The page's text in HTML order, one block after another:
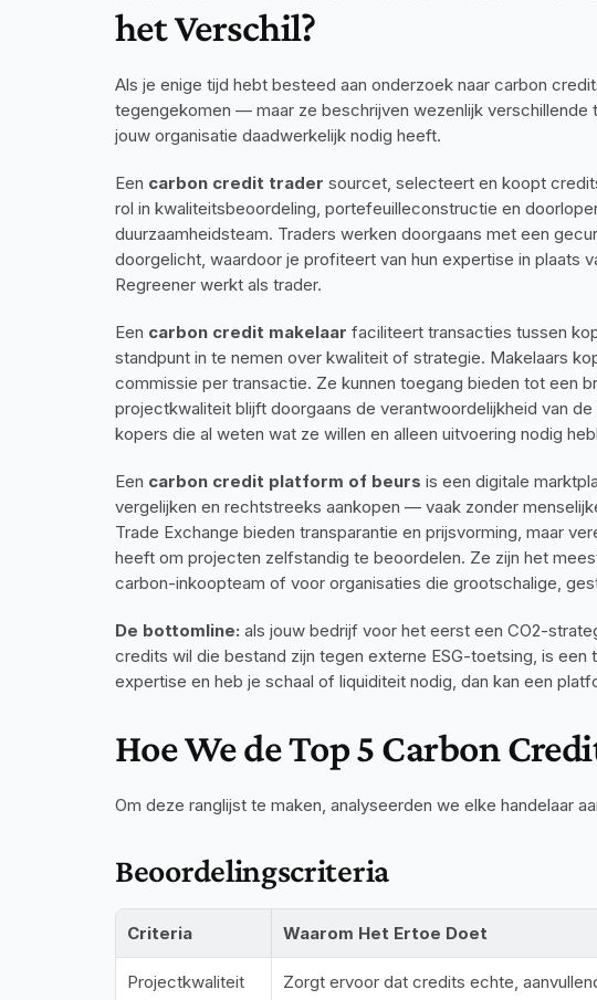
het Verschil?
Als je enige tijd hebt besteed aan onderzoek naar carbon
tegengekomen — maar ze beschrijven wezenlijk verschillende
jouw organisatie daadwerkelijk nodig heeft.
Een carbon credit trader sourcet, selecteert en koopt
rol in kwaliteitsbeoordeling, portefeuilleconstructie en
duurzaamheidsteam. Traders werken doorgaans met een
doorgelicht, waardoor je profiteert van hun expertise in plaats
Regreener werkt als trader.
Een carbon credit makelaar faciliteert transacties tussen
standpunt in te nemen over kwaliteit of strategie. Makelaars
commissie per transactie. Ze kunnen toegang bieden tot een
projectkwaliteit blijft doorgaans de verantwoordelijkheid van
kopers die al weten wat ze willen en alleen uitvoering nodig
Een carbon credit platform of beurs is een digitale
vergelijken en rechtstreeks aankopen — vaak zonder
Trade Exchange bieden transparantie en prijsvorming, maar
heeft om projecten zelfstandig te beoordelen. Ze zijn het
carbon-inkoopteam of voor organisaties die grootschalige,
De bottomline: als jouw bedrijf voor het eerst een CO2-
credits wil die bestand zijn tegen externe ESG-toetsing, is
expertise en heb je schaal of liquiditeit nodig, dan kan een
Hoe We de Top 5 Carbon
Om deze ranglijst te maken, analyseerden we elke handelaar
Beoordelingscriteria
Criteria Waarom Het Ertoe Doet
Projectkwaliteit Zorgt ervoor dat credits echte,